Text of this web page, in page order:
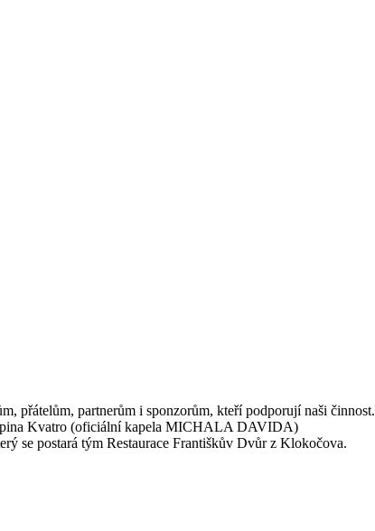
přátelům, partnerům i sponzorům, kteří podporují naši činnost.
Kvatro (oficiální kapela MICHALA DAVIDA)
se postará tým Restaurace Františkův Dvůr z Klokočova.